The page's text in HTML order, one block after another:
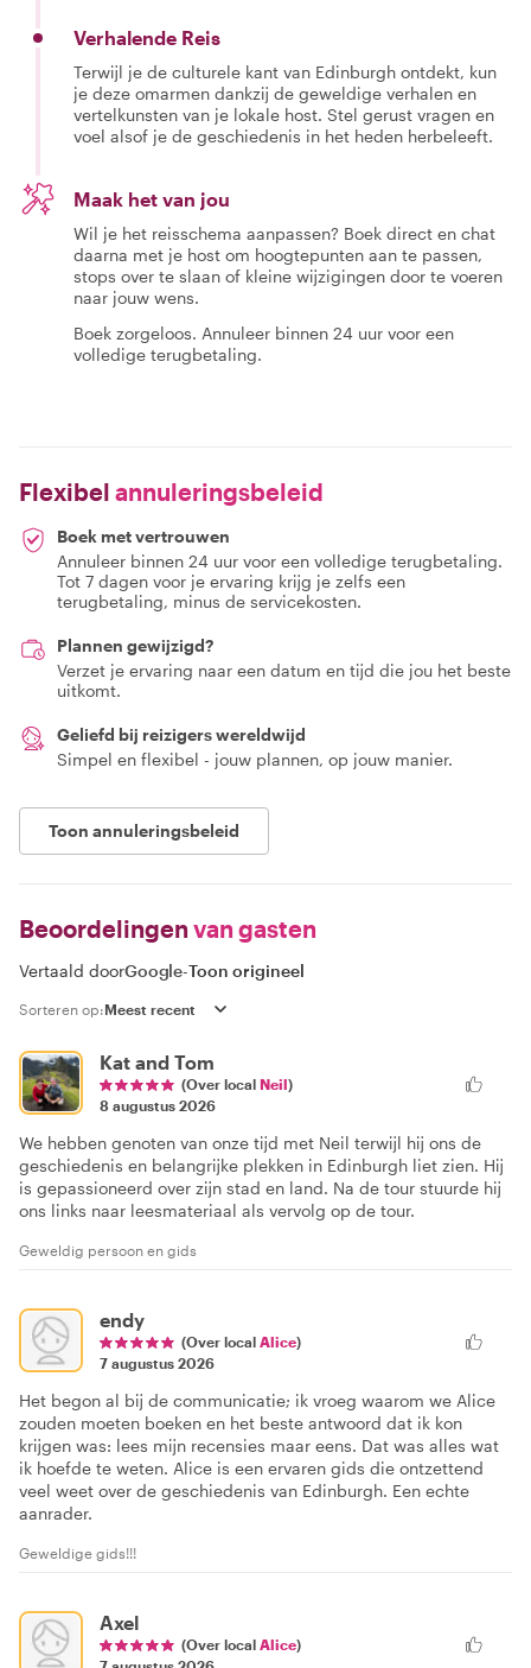
Verhalende Reis
Terwijl je de culturele kant van Edinburgh ontdekt, kun
je deze omarmen dankzij de geweldige verhalen en
vertelkunsten van je lokale host. Stel gerust vragen en
voel alsof je de geschiedenis in het heden herbeleeft.
Maak het van jou
Wil je het reisschema aanpassen? Boek direct en chat
daarna met je host om hoogtepunten aan te passen,
stops over te slaan of kleine wijzigingen door te voeren
naar jouw wens.
Boek zorgeloos. Annuleer binnen 24 uur voor een
volledige terugbetaling.
Flexibel annuleringsbeleid
Boek met vertrouwen
Annuleer binnen 24 uur voor een volledige terugbetaling.
Tot 7 dagen voor je ervaring krijg je zelfs een
terugbetaling, minus de servicekosten.
Plannen gewijzigd?
Verzet je ervaring naar een datum en tijd die jou het beste
uitkomt.
Geliefd bij reizigers wereldwijd
Simpel en flexibel - jouw plannen, op jouw manier.
Toon annuleringsbeleid
Beoordelingen van gasten
Vertaald doorGoogle-Toon origineel
Sorteren op:
Kat and Tom
(Over local Neil)
8 augustus 2026
We hebben genoten van onze tijd met Neil terwijl hij ons de
geschiedenis en belangrijke plekken in Edinburgh liet zien. Hij
is gepassioneerd over zijn stad en land. Na de tour stuurde hij
ons links naar leesmateriaal als vervolg op de tour.
Geweldig persoon en gids
endy
(Over local Alice)
7 augustus 2026
Het begon al bij de communicatie; ik vroeg waarom we Alice
zouden moeten boeken en het beste antwoord dat ik kon
krijgen was: lees mijn recensies maar eens. Dat was alles wat
ik hoefde te weten. Alice is een ervaren gids die ontzettend
veel weet over de geschiedenis van Edinburgh. Een echte
aanrader.
Geweldige gids!!!
Axel
(Over local Alice)